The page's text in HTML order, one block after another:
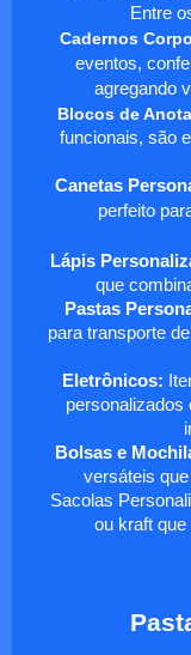
Entre
Cadernos
eventos,
agregando
Blocos de
funcionais, são
Canetas
perfeito
Lápis
que
Pastas
para transporte
Eletrônicos:
personalizados
Bolsas e
versáteis
Sacolas
ou kraft